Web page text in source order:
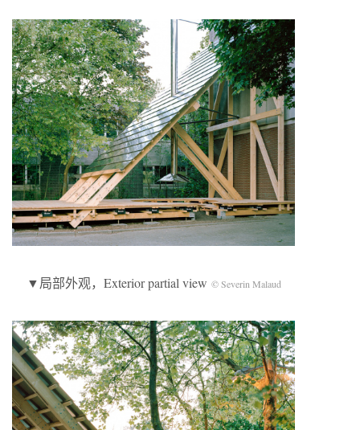
▼局部外观，Exterior partial view © Severin Malaud